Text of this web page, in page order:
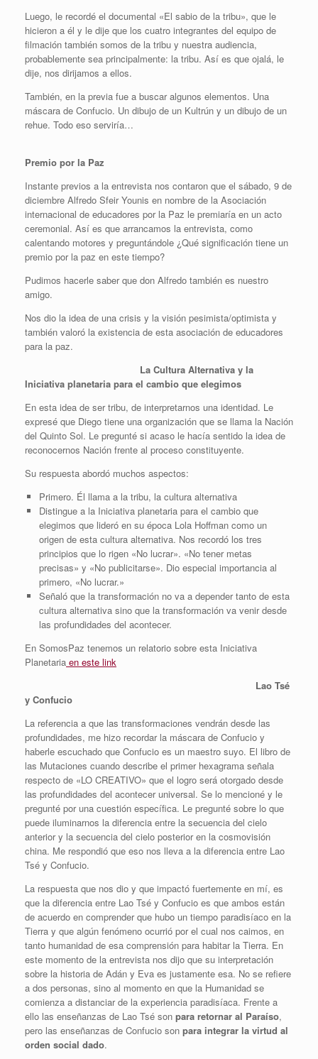
Luego, le recordé el documental «El sabio de la tribu», que le
hicieron a él y le dije que los cuatro integrantes del equipo de
filmación también somos de la tribu y nuestra audiencia,
probablemente sea principalmente: la tribu. Así es que ojalá, le
dije, nos dirijamos a ellos.
También, en la previa fue a buscar algunos elementos. Una
máscara de Confucio. Un dibujo de un Kultrún y un dibujo de un
rehue. Todo eso serviría…
Premio por la Paz
Instante previos a la entrevista nos contaron que el sábado, 9 de
diciembre Alfredo Sfeir Younis en nombre de la Asociación
internacional de educadores por la Paz le premiaría en un acto
ceremonial. Así es que arrancamos la entrevista, como
calentando motores y preguntándole ¿Qué significación tiene un
premio por la paz en este tiempo?
Pudimos hacerle saber que don Alfredo también es nuestro
amigo.
Nos dio la idea de una crisis y la visión pesimista/optimista y
también valoró la existencia de esta asociación de educadores
para la paz.
La Cultura Alternativa y la
Iniciativa planetaria para el cambio que elegimos
En esta idea de ser tribu, de interpretarnos una identidad. Le
expresé que Diego tiene una organización que se llama la Nación
del Quinto Sol. Le pregunté si acaso le hacía sentido la idea de
reconocernos Nación frente al proceso constituyente.
Su respuesta abordó muchos aspectos:
Primero. Él llama a la tribu, la cultura alternativa
Distingue a la Iniciativa planetaria para el cambio que
elegimos que lideró en su época Lola Hoffman como un
origen de esta cultura alternativa. Nos recordó los tres
principios que lo rigen «No lucrar». «No tener metas
precisas» y «No publicitarse». Dio especial importancia al
primero, «No lucrar.»
Señaló que la transformación no va a depender tanto de esta
cultura alternativa sino que la transformación va venir desde
las profundidades del acontecer.
En SomosPaz tenemos un relatorio sobre esta Iniciativa
Planetaria en este link
Lao Tsé
y Confucio
La referencia a que las transformaciones vendrán desde las
profundidades, me hizo recordar la máscara de Confucio y
haberle escuchado que Confucio es un maestro suyo. El libro de
las Mutaciones cuando describe el primer hexagrama señala
respecto de «LO CREATIVO» que el logro será otorgado desde
las profundidades del acontecer universal. Se lo mencioné y le
pregunté por una cuestión específica. Le pregunté sobre lo que
puede iluminarnos la diferencia entre la secuencia del cielo
anterior y la secuencia del cielo posterior en la cosmovisión
china. Me respondió que eso nos lleva a la diferencia entre Lao
Tsé y Confucio.
La respuesta que nos dio y que impactó fuertemente en mí, es
que la diferencia entre Lao Tsé y Confucio es que ambos están
de acuerdo en comprender que hubo un tiempo paradisíaco en la
Tierra y que algún fenómeno ocurrió por el cual nos caimos, en
tanto humanidad de esa comprensión para habitar la Tierra. En
este momento de la entrevista nos dijo que su interpretación
sobre la historia de Adán y Eva es justamente esa. No se refiere
a dos personas, sino al momento en que la Humanidad se
comienza a distanciar de la experiencia paradisíaca. Frente a
ello las enseñanzas de Lao Tsé son para retornar al Paraíso,
pero las enseñanzas de Confucio son para integrar la virtud al
orden social dado.